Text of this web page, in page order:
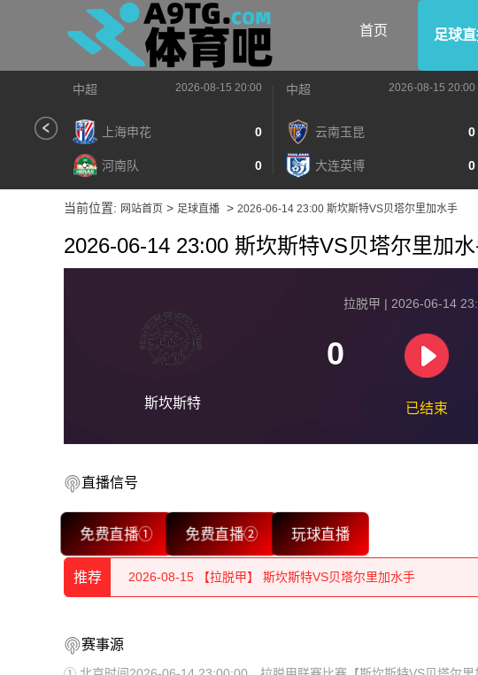
首页 足球
中超 2026-08-15 20:00
上海申花 0
河南队 0
中超 2026-08-15 20:00
云南玉昆 0
大连英博 0
当前位置: 网站首页 > 足球直播 > 2026-06-14 23:00 斯坎斯特VS贝塔尔里加水手
2026-06-14 23:00 斯坎斯特VS贝塔尔里加
斯坎斯特
拉脱甲 | 2026-06-14
0
已结束
直播信号
免费直播① 免费直播② 玩球直播
推荐
2026-08-15 【拉脱甲】 斯坎斯特VS贝塔尔里加水手
2026-08-15 【拉脱甲】 斯坎斯特VS贝塔尔里加水手
赛事源